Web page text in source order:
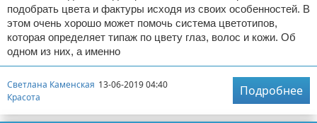
подобрать цвета и фактуры исходя из своих особенностей. В
этом очень хорошо может помочь система цветотипов,
которая определяет типаж по цвету глаз, волос и кожи. Об
одном из них, а именно
Светлана Каменская 13-06-2019 04:40
Красота
Подробнее